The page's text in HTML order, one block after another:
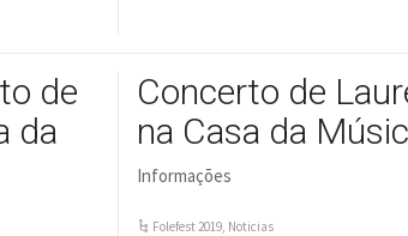
de
da
Concerto de
na Casa da
Informações
Folefest 2019, Noticias